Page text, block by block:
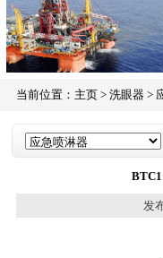
当前位置： 主页> 洗眼器 >
发